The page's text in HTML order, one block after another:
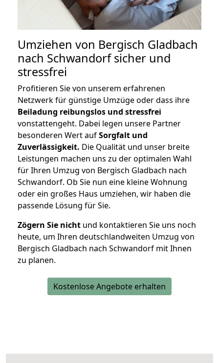
Umziehen von Bergisch Gladbach
nach Schwandorfsicher und
stressfrei
Profitieren Sie von unserem erfahrenen
Netzwerk für günstige Umzüge oder dass ihre
Beiladung reibungslos und stressfrei
vonstattengeht. Dabei legen unsere Partner
besonderen Wert aufSorgfalt und
Zuverlässigkeit. Die Qualität und unser breite
Leistungen machen uns zu der optimalen Wahl
für Ihren Umzug von Bergisch Gladbach nach
Schwandorf. Ob Sie nun eine kleine Wohnung
oder ein großes Haus umziehen, wir haben die
passende Lösung für Sie.
Zögern Sie nicht und kontaktieren Sie uns noch
heute, um Ihren deutschlandweiten Umzug von
Bergisch Gladbach nach Schwandorf mit Ihnen
zu planen.
Kostenlose Angebote erhalten